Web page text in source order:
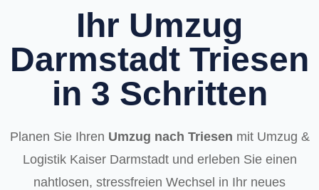
Ihr Umzug
Darmstadt Triesen
in 3 Schritten
Planen Sie Ihren Umzug nach Triesen mit Umzug &
Logistik Kaiser Darmstadt und erleben Sie einen
nahtlosen, stressfreien Wechsel in Ihr neues